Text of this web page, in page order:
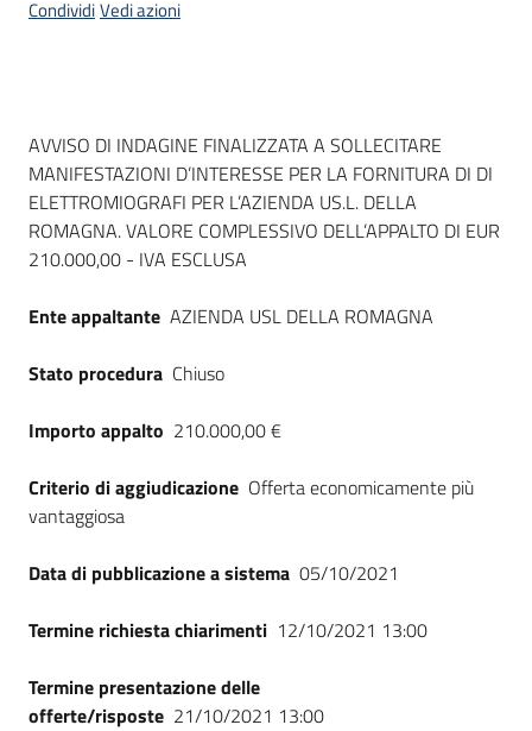
Piattaforme
telematiche
site
Seguici
su
CondividiVedi azioni
Dati del bando
AVVISO DI INDAGINE FINALIZZATA A SOLLECITARE
MANIFESTAZIONI D’INTERESSE PER LA FORNITURA DI DI
ELETTROMIOGRAFI PER L’AZIENDA US.L. DELLA
ROMAGNA. VALORE COMPLESSIVO DELL’APPALTO DI EUR
210.000,00 - IVA ESCLUSA
Ente appaltante AZIENDA USL DELLA ROMAGNA
Stato procedura Chiuso
Importo appalto 210.000,00 €
Criterio di aggiudicazione Offerta economicamente più
vantaggiosa
Data di pubblicazione a sistema 05/10/2021
Termine richiesta chiarimenti 12/10/2021 13:00
Termine presentazione delle
offerte/risposte 21/10/2021 13:00